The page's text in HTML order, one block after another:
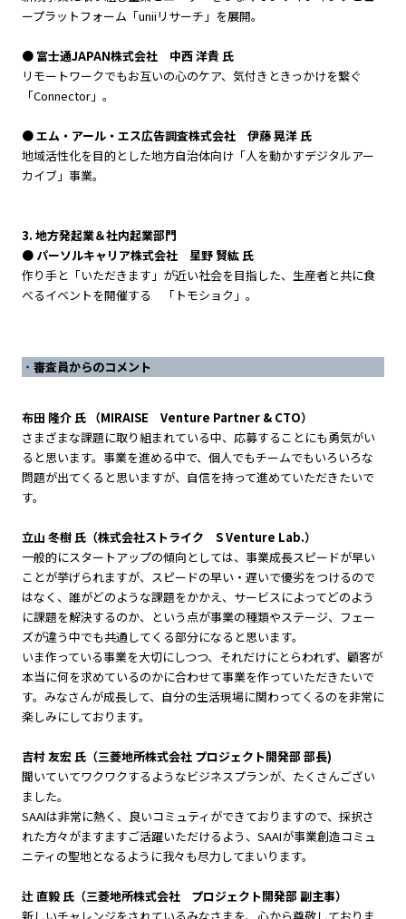
ープラットフォーム「uniiリサーチ」を展開。
● 富士通JAPAN株式会社 中西 洋貴 氏
リモートワークでもお互いの心のケア、気付きときっかけを繋ぐ
「Connector」。
● エム・アール・エス広告調査株式会社 伊藤 晃洋 氏
地域活性化を目的とした地方自治体向け「人を動かすデジタルアー
カイブ」事業。
3. 地方発起業＆社内起業部門
● パーソルキャリア株式会社 星野 賢紘 氏
作り手と「いただきます」が近い社会を目指した、生産者と共に食
べるイベントを開催する 「トモショク」。
審査員からのコメント
布田 隆介 氏 （MIRAISE Venture Partner & CTO）
さまざまな課題に取り組まれている中、応募することにも勇気がい
ると思います。事業を進める中で、個人でもチームでもいろいろな
問題が出てくると思いますが、自信を持って進めていただきたいで
す。
立山 冬樹 氏（株式会社ストライク S Venture Lab.）
一般的にスタートアップの傾向としては、事業成長スピードが早い
ことが挙げられますが、スピードの早い・遅いで優劣をつけるので
はなく、誰がどのような課題をかかえ、サービスによってどのよう
に課題を解決するのか、という点が事業の種類やステージ、フェー
ズが違う中でも共通してくる部分になると思います。
いま作っている事業を大切にしつつ、それだけにとらわれず、顧客が
本当に何を求めているのかに合わせて事業を作っていただきたいで
す。みなさんが成長して、自分の生活現場に関わってくるのを非常に
楽しみにしております。
吉村 友宏 氏（三菱地所株式会社 プロジェクト開発部 部長)
聞いていてワクワクするようなビジネスプランが、たくさんござい
ました。
SAAIは非常に熱く、良いコミュティができておりますので、採択さ
れた方々がますますご活躍いただけるよう、SAAIが事業創造コミュ
ニティの聖地となるように我々も尽力してまいります。
辻 直毅 氏（三菱地所株式会社 プロジェクト開発部 副主事）
新しいチャレンジをされているみなさまを、心から尊敬しておりま